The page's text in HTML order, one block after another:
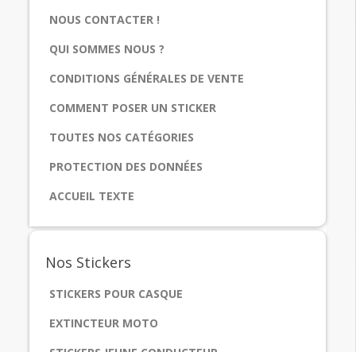
NOUS CONTACTER !
QUI SOMMES NOUS ?
CONDITIONS GÉNÉRALES DE VENTE
COMMENT POSER UN STICKER
TOUTES NOS CATÉGORIES
PROTECTION DES DONNÉES
ACCUEIL TEXTE
Nos Stickers
STICKERS POUR CASQUE
EXTINCTEUR MOTO